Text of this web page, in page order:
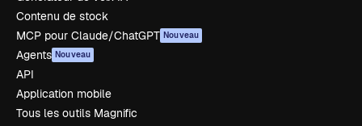
Contenu de stock
MCP pour Claude/ChatGPT Nouveau
Agents Nouveau
API
Application mobile
Tous les outils Magnific